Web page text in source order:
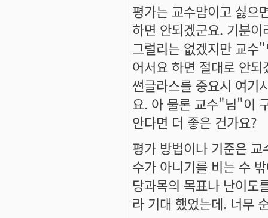
평가는 교수맘이고 싫으
하면 안되겠군요. 기분
그럴리는 없겠지만 교수
어서요 하면 절대로 안
썬글라스를 중요시 여기
요. 아 물론 교수"님"이
안다면 더 좋은 건가요?
평가 방법이나 기준은
수가 아니기를 비는 수
당과목의 목표나 난이도
라 기대 했었는데. 너무